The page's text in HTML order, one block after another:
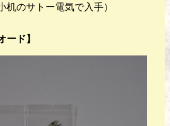
机のサトー電気で入手）
ード】